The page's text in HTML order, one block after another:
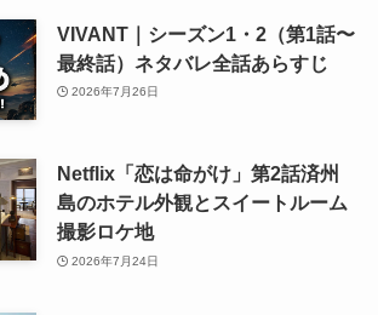
VIVANT｜シーズン1・2（第1話〜
最終話）ネタバレ全話あらすじ
2026年7月26日
Netflix「恋は命がけ」第2話済州
島のホテル外観とスイートルーム
撮影ロケ地
2026年7月24日